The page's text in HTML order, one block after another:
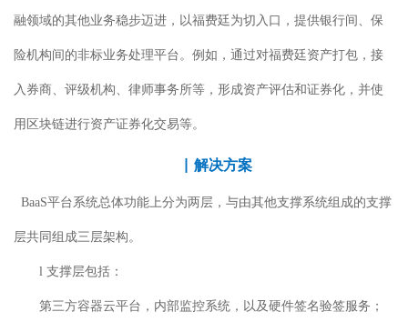
融领域的其他业务稳步迈进，以福费廷为切入口，提供银行间、保
险机构间的非标业务处理平台。例如，通过对福费廷资产打包，接
入券商、评级机构、律师事务所等，形成资产评估和证券化，并使
用区块链进行资产证券化交易等。
解决方案
BaaS平台系统总体功能上分为两层，与由其他支撑系统组成的支撑
层共同组成三层架构。
l 支撑层包括：
第三方容器云平台，内部监控系统，以及硬件签名验签服务；